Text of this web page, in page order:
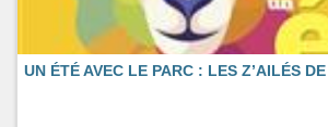
UN ÉTÉ AVEC LE PARC : LES Z’AILÉS